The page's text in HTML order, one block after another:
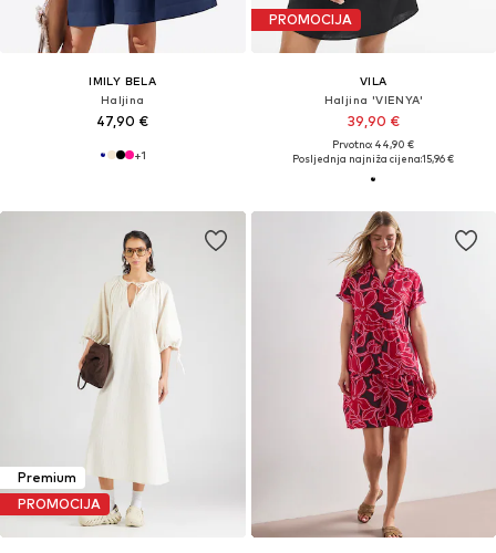
IMILY BELA
Haljina
47,90 €
+1
PROMOCIJA
VILA
Haljina 'VIENYA'
39,90 €
Prvotno: 44,90 €
Posljednja najniža cijena:15,96 €
Premium
PROMOCIJA